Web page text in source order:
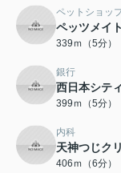
ペットショッ
ペッツメイ
339ｍ（5分）
銀行
西日本シテ
399ｍ（5分）
内科
天神つじク
406ｍ（6分）